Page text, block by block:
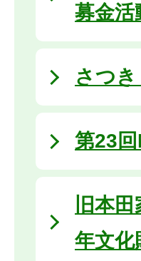
募金活
さつ
第23
旧本
年文化